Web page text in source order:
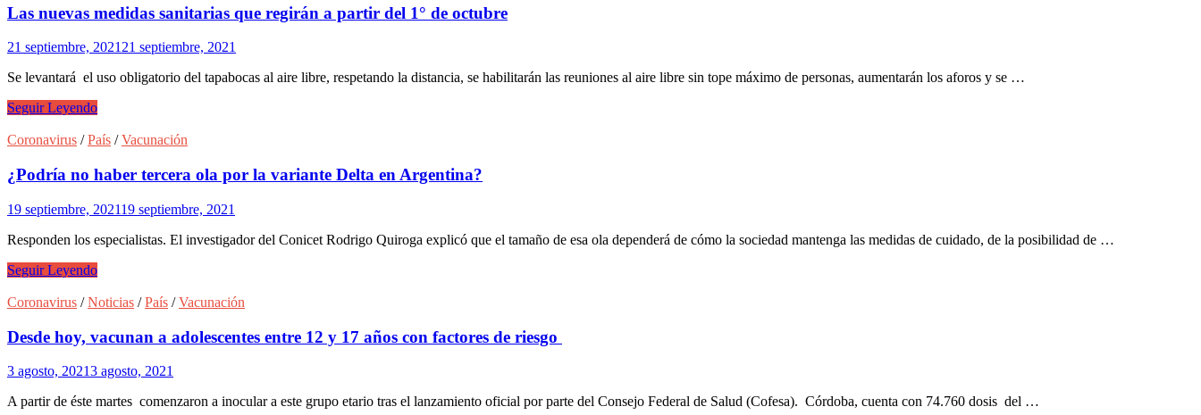
millones
de
dosis
de
vacunas
Las nuevas medidas sanitarias que regirán a partir del 1° de octubre
21 septiembre, 2021 21 septiembre, 2021
Se levantará el uso obligatorio del tapabocas al aire libre, respetando la distancia, se habilitarán las reuniones al aire libre sin tope máximo de personas, aumentarán los aforos y se …
Las
medidas
que
regirán
a
partir
del
de
Seguir Leyendo
Coronavirus /País /Vacunación
¿Podría no haber tercera ola por la variante Delta en Argentina?
19 septiembre, 202119 septiembre, 2021
Responden los especialistas. El investigador del Conicet Rodrigo Quiroga explicó que el tamaño de esa ola dependerá de cómo la sociedad mantenga las medidas de cuidado, de la posibilidad de …
¿Podría
haber
ola
por
la
variante
Delta
Seguir Leyendo
Coronavirus /Noticias /País /Vacunación
Desde hoy, vacunan a adolescentes entre 12 y 17 años con factores de riesgo
3 agosto, 20213 agosto, 2021
A partir de éste martes comenzaron a inocular a este grupo etario tras el lanzamiento oficial por parte del Consejo Federal de Salud (Cofesa). Córdoba, cuenta con 74.760 dosis del …